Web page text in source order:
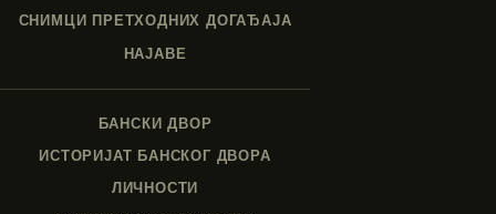
СНИМЦИ ПРЕТХОДНИХ ДОГАЂАЈА
НАЈАВЕ
БАНСКИ ДВОР
ИСТОРИЈАТ БАНСКОГ ДВОРА
ЛИЧНОСТИ